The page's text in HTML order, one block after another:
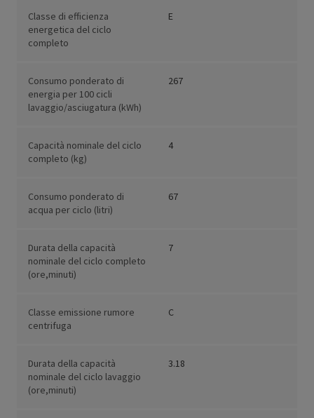
Classe di efficienza
energetica del ciclo
completo
E
Consumo ponderato di
energia per 100 cicli
lavaggio/asciugatura (kWh)
267
Capacità nominale del ciclo
completo (kg)
4
Consumo ponderato di
acqua per ciclo (litri)
67
Durata della capacità
nominale del ciclo completo
(ore,minuti)
7
Classe emissione rumore
centrifuga
C
Durata della capacità
nominale del ciclo lavaggio
(ore,minuti)
3.18